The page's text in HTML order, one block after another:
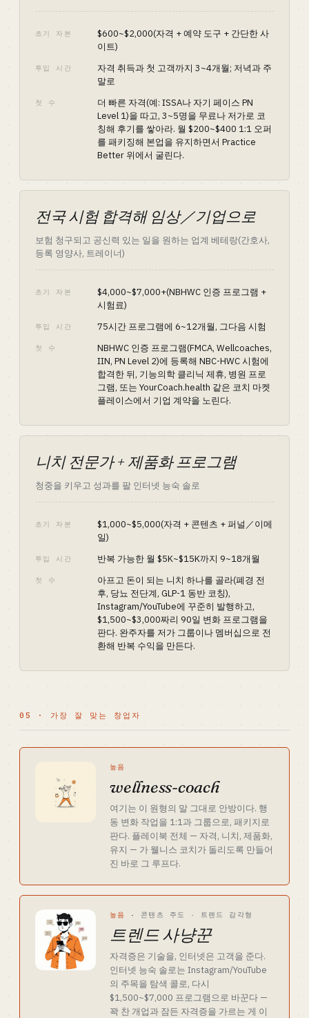
초기 자본
$600~$2,000(자격 + 예약 도구 + 간단한 사
이트)
투입 시간
자격 취득과 첫 고객까지 3~4개월; 저녁과 주
말로
첫 수
더 빠른 자격(예: ISSA나 자기 페이스 PN
Level 1)을 따고, 3~5명을 무료나 저가로 코
칭해 후기를 쌓아라. 월 $200~$400 1:1 오퍼
를 패키징해 본업을 유지하면서 Practice
Better 위에서 굴린다.
전국 시험 합격해 임상／기업으로
보험 청구되고 공신력 있는 일을 원하는 업계 베테랑(간호사,
등록 영양사, 트레이너)
초기 자본
$4,000~$7,000+(NBHWC 인증 프로그램 +
시험료)
투입 시간 75시간 프로그램에 6~12개월, 그다음 시험
첫 수
NBHWC 인증 프로그램(FMCA, Wellcoaches,
IIN, PN Level 2)에 등록해 NBC-HWC 시험에
합격한 뒤, 기능의학 클리닉 제휴, 병원 프로
그램, 또는 YourCoach.health 같은 코치 마켓
플레이스에서 기업 계약을 노린다.
니치 전문가 + 제품화 프로그램
청중을 키우고 성과를 팔 인터넷 능숙 솔로
초기 자본
$1,000~$5,000(자격 + 콘텐츠 + 퍼널／이메
일)
투입 시간 반복 가능한 월 $5K~$15K까지 9~18개월
첫 수
아프고 돈이 되는 니치 하나를 골라(폐경 전
후, 당뇨 전단계, GLP-1 동반 코칭),
Instagram/YouTube에 꾸준히 발행하고,
$1,500~$3,000짜리 90일 변화 프로그램을
판다. 완주자를 저가 그룹이나 멤버십으로 전
환해 반복 수익을 만든다.
05 · 가장 잘 맞는 창업자
높음
wellness-coach
여기는 이 원형의 말 그대로 안방이다. 행
동 변화 작업을 1:1과 그룹으로, 패키지로
판다. 플레이북 전체 — 자격, 니치, 제품화,
유지 — 가 웰니스 코치가 돌리도록 만들어
진 바로 그 루프다.
높음 · 콘텐츠 주도 · 트렌드 감각형
트렌드 사냥꾼
자격증은 기술을, 인터넷은 고객을 준다.
인터넷 능숙 솔로는 Instagram/YouTube
의 주목을 탐색 콜로, 다시
$1,500~$7,000 프로그램으로 바꾼다 —
꽉 찬 개업과 잠든 자격증을 가르는 게 이